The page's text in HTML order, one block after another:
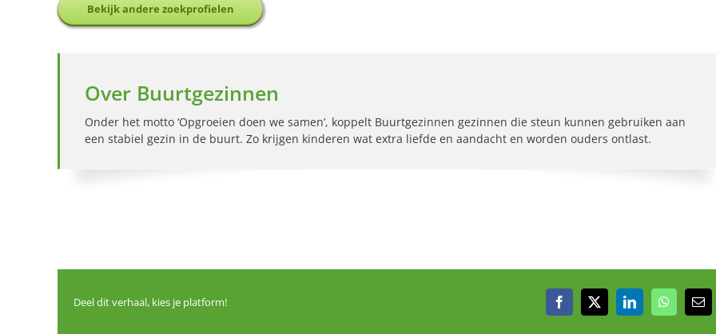
Bekijk andere zoekprofielen
Over Buurtgezinnen
Onder het motto ‘Opgroeien doen we samen’, koppelt Buurtgezinnen gezinnen die steun kunnen gebruiken aan
een stabiel gezin in de buurt. Zo krijgen kinderen wat extra liefde en aandacht en worden ouders ontlast.
Deel dit verhaal, kies je platform! Facebook
X LinkedIn
E-